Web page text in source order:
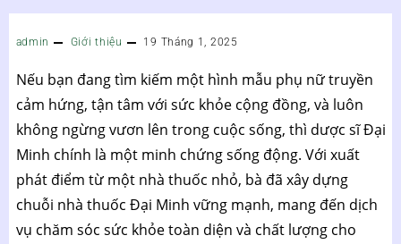
admin Giới thiệu 19 Tháng 1, 2025
Nếu bạn đang tìm kiếm một hình mẫu phụ nữ truyền
cảm hứng, tận tâm với sức khỏe cộng đồng, và luôn
không ngừng vươn lên trong cuộc sống, thì dược sĩ Đại
Minh chính là một minh chứng sống động. Với xuất
phát điểm từ một nhà thuốc nhỏ, bà đã xây dựng
chuỗi nhà thuốc Đại Minh vững mạnh, mang đến dịch
vụ chăm sóc sức khỏe toàn diện và chất lượng cho